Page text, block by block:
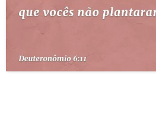
TERMO BÍBLICO JOGOS